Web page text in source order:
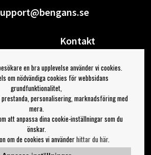
Kontakt
Din sida
Logga ut
ha tips från Bengans
Inställningar för nyhetsbrev
en bra upplevelse använder vi cookies.
om nödvändiga cookies för webbsidans
grundfunktionalitet,
personalisering, marknadsföring med
mera.
att anpassa dina cookie-inställningar som du
önskar.
om de cookies vi använderhittar du här.